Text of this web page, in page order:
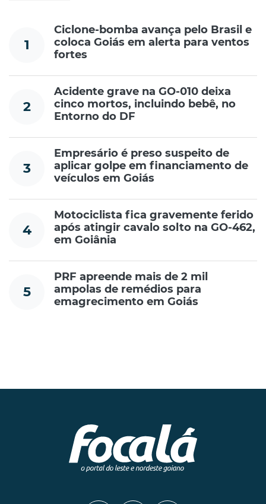
1
Ciclone-bomba avança pelo Brasil e
coloca Goiás em alerta para ventos
fortes
2
Acidente grave na GO-010 deixa
cinco mortos, incluindo bebê, no
Entorno do DF
3
Empresário é preso suspeito de
aplicar golpe em financiamento de
veículos em Goiás
4
Motociclista fica gravemente ferido
após atingir cavalo solto na GO-462,
em Goiânia
5
PRF apreende mais de 2 mil
ampolas de remédios para
emagrecimento em Goiás